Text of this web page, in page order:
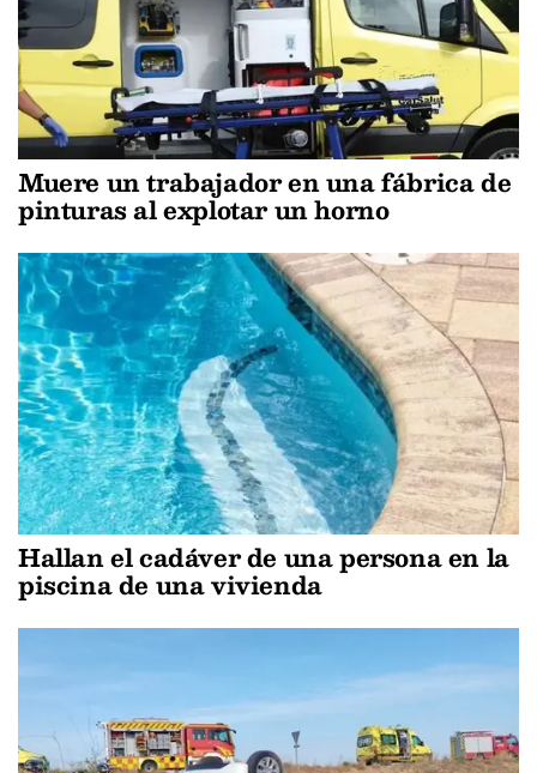
Muere un trabajador en una fábrica de
pinturas al explotar un horno
Hallan el cadáver de una persona en la
piscina de una vivienda